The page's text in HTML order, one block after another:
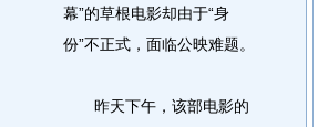
幕”的草根电影却由于“身
份”不正式，面临公映难题。
昨天下午，该部电影的